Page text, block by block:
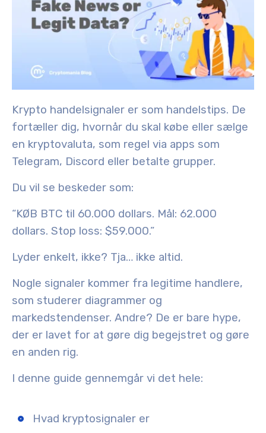
Krypto handelsignaler er som handelstips. De
fortæller dig, hvornår du skal købe eller sælge
en kryptovaluta, som regel via apps som
Telegram, Discord eller betalte grupper.
Du vil se beskeder som:
“KØB BTC til 60.000 dollars. Mål: 62.000
dollars. Stop loss: $59.000.”
Lyder enkelt, ikke? Tja… ikke altid.
Nogle signaler kommer fra legitime handlere,
som studerer diagrammer og
markedstendenser. Andre? De er bare hype,
der er lavet for at gøre dig begejstret og gøre
en anden rig.
I denne guide gennemgår vi det hele:
Hvad kryptosignaler er